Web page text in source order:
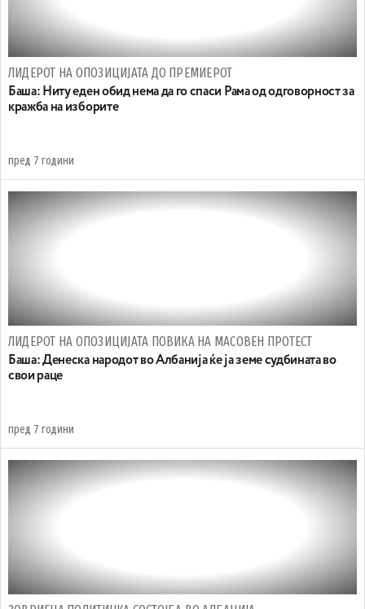
ЛИДЕРОТ НА ОПОЗИЦИЈАТА ДО ПРЕМИЕРОТ
Баша: Ниту еден обид нема да го спаси Рама од одговорност за
кражба на изборите
пред 7 години
ЛИДЕРОТ НА ОПОЗИЦИЈАТА ПОВИКА НА МАСОВЕН ПРОТЕСТ
Баша: Денеска народот во Албанија ќе ја земе судбината во
свои раце
пред 7 години